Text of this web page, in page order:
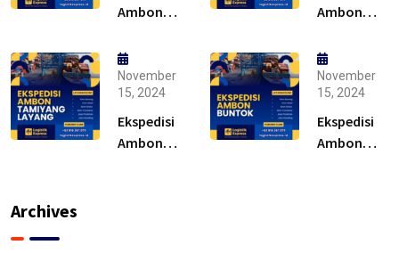
Ambon
Kapuas –
Solusi
Ambon
Teweh –
Solusi
November
15, 2024
Ekspedisi
Ambon
November
15, 2024
Ekspedisi
Ambon
Archives